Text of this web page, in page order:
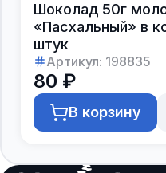
Шоколад 50г
«Пасхальный» в
штук
Артикул: 198835
80 ₽
В корзину